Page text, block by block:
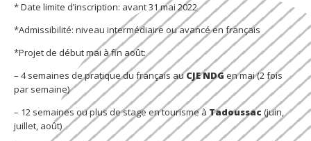
* Date limite d’inscription: avant 31 mai 2022
*Admissibilité: niveau intermédiaire ou avancé en français
*Projet de début mai à fin août:
– 4 semaines de pratique du français auCJE NDGen mai (2 fois
par semaine)
– 12 semaines ou plus de stage en tourisme à Tadoussac (juin,
juillet, août)